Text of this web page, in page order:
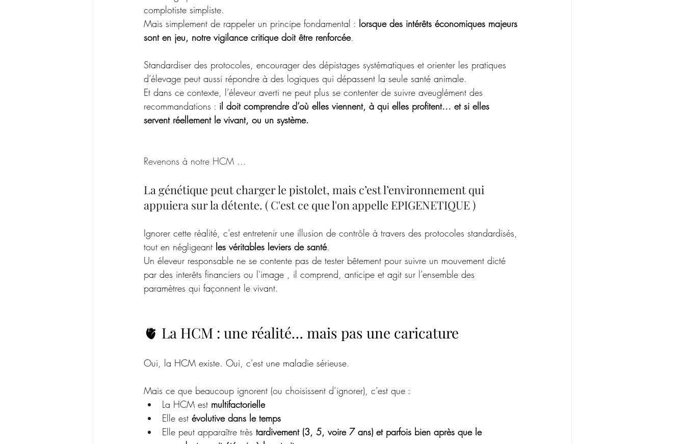
complotiste simpliste.
Mais simplement de rappeler un principe fondamental : lorsque des intérêts économiques majeurs
sont en jeu, notre vigilance critique doit être renforcée.
Standardiser des protocoles, encourager des dépistages systématiques et orienter les pratiques
d’élevage peut aussi répondre à des logiques qui dépassent la seule santé animale.
Et dans ce contexte, l’éleveur averti ne peut plus se contenter de suivre aveuglément des
recommandations : il doit comprendre d’où elles viennent, à qui elles profitent… et si elles
servent réellement le vivant, ou un système.
Revenons à notre HCM ...
La génétique peut charger le pistolet, mais c’est l’environnement qui
appuiera sur la détente. ( C'est ce que l'on appelle EPIGENETIQUE )
Ignorer cette réalité, c’est entretenir une illusion de contrôle à travers des protocoles standardisés,
tout en négligeant les véritables leviers de santé.
Un éleveur responsable ne se contente pas de tester bêtement pour suivre un mouvement dicté
par des interêts financiers ou l'image , il comprend, anticipe et agit sur l’ensemble des
paramètres qui façonnent le vivant.
🫀 La HCM : une réalité… mais pas une caricature
Oui, la HCM existe. Oui, c’est une maladie sérieuse.
Mais ce que beaucoup ignorent (ou choisissent d’ignorer), c’est que :
La HCM est multifactorielle
Elle est évolutive dans le temps
Elle peut apparaître très tardivement (3, 5, voire 7 ans) et parfois bien après que le